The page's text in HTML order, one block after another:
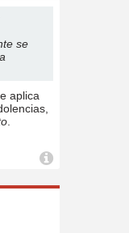
se
aplica
.